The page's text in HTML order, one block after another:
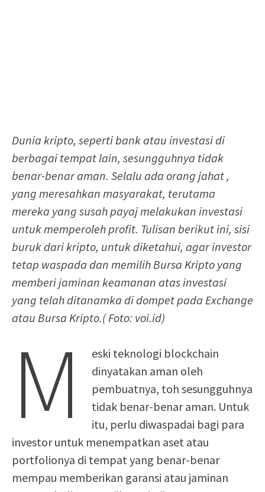
Dunia kripto, seperti bank atau investasi di
berbagai tempat lain, sesungguhnya tidak
benar-benar aman. Selalu ada orang jahat ,
yang meresahkan masyarakat, terutama
mereka yang susah payaj melakukan investasi
untuk memperoleh profit. Tulisan berikut ini, sisi
buruk dari kripto, untuk diketahui, agar investor
tetap waspada dan memilih Bursa Kripto yang
memberi jaminan keamanan atas investasi
yang telah ditanamka di dompet pada Exchange
atau Bursa Kripto.( Foto: voi.id)
M
eski teknologi blockchain
dinyatakan aman oleh
pembuatnya, toh sesungguhnya
tidak benar-benar aman. Untuk
itu, perlu diwaspadai bagi para
investor untuk menempatkan aset atau
portfolionya di tempat yang benar-benar
mempau memberikan garansi atau jaminan